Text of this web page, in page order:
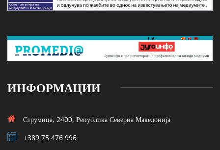
ИНФОРМАЦИИ
Струмица, 2400, Република Северна Македонија
+389 75 476 996